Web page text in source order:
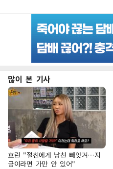
많이 본 기사
효린 "절친에게 남친 빼앗겨…지
금이라면 가만 안 있어"